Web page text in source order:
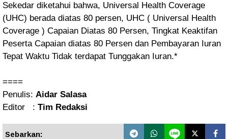
Sekedar diketahui bahwa, Universal Health Coverage
(UHC) berada diatas 80 persen, UHC ( Universal Health
Coverage ) Capaian Diatas 80 Persen, Tingkat Keaktifan
Peserta Capaian diatas 80 Persen dan Pembayaran Iuran
Tepat Waktu Tidak terdapat Tunggakan Iuran.*
====
Penulis: Aidar Salasa
Editor : Tim Redaksi
Sebarkan: